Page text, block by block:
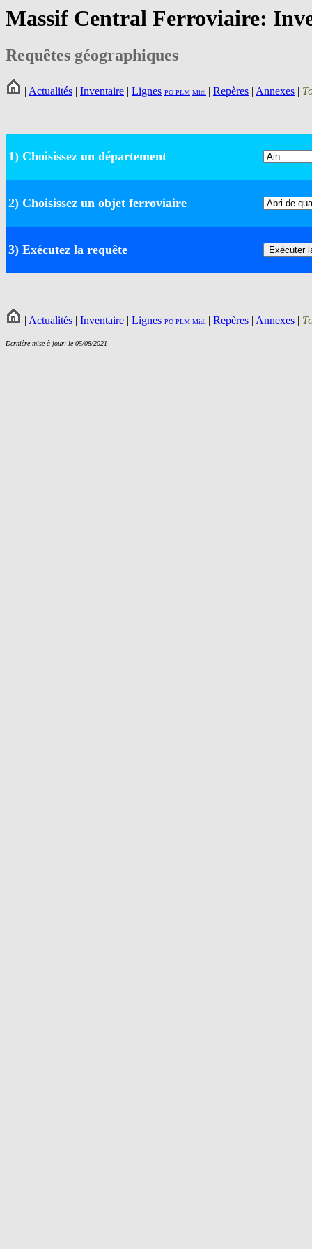
Massif Central Ferroviaire:
Requêtes géographiques
| Actualités | Inventaire | Lignes PO PLM Midi | Repères | Annexes |
1) Choisissez un département
2) Choisissez un objet ferroviaire
3) Exécutez la requête
| Actualités | Inventaire | Lignes PO PLM Midi | Repères | Annexes |
Dernière mise à jour: le 05/08/2021